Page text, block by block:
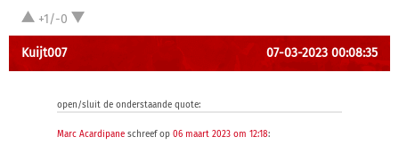
+1/-0
Kuijt007 07-03-2023 00:08:35
open/sluit de onderstaande quote:
Marc Acardipane schreef op 06 maart 2023 om 12:18: